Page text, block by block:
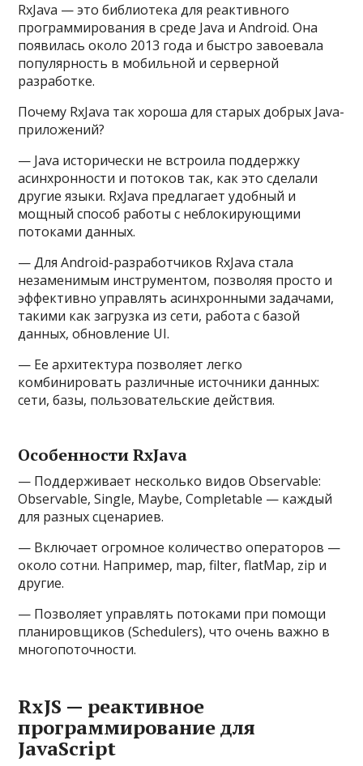
RxJava — это библиотека для реактивного
программирования в среде Java и Android. Она
появилась около 2013 года и быстро завоевала
популярность в мобильной и серверной
разработке.
Почему RxJava так хороша для старых добрых Java-
приложений?
— Java исторически не встроила поддержку
асинхронности и потоков так, как это сделали
другие языки. RxJava предлагает удобный и
мощный способ работы с неблокирующими
потоками данных.
— Для Android-разработчиков RxJava стала
незаменимым инструментом, позволяя просто и
эффективно управлять асинхронными задачами,
такими как загрузка из сети, работа с базой
данных, обновление UI.
— Ее архитектура позволяет легко
комбинировать различные источники данных:
сети, базы, пользовательские действия.
Особенности RxJava
— Поддерживает несколько видов Observable:
Observable, Single, Maybe, Completable — каждый
для разных сценариев.
— Включает огромное количество операторов —
около сотни. Например, map, filter, flatMap, zip и
другие.
— Позволяет управлять потоками при помощи
планировщиков (Schedulers), что очень важно в
многопоточности.
RxJS — реактивное
программирование для
JavaScript